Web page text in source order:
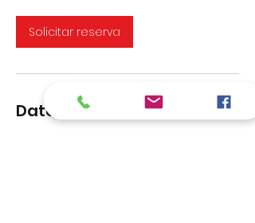
Solicitar reserva
Datos de contacto